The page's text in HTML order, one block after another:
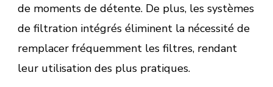
de moments de détente. De plus, les systèmes
de filtration intégrés éliminent la nécessité de
remplacer fréquemment les filtres, rendant
leur utilisation des plus pratiques.